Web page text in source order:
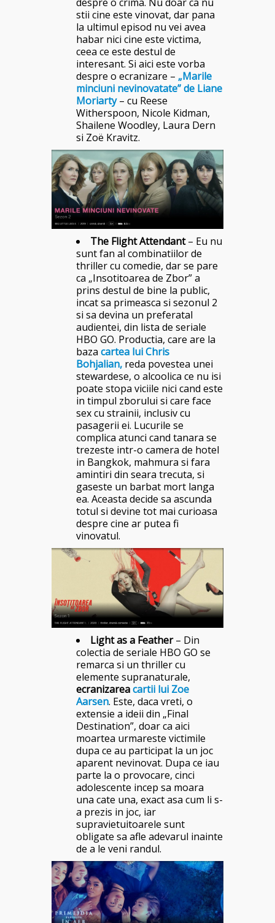
stii cine este vinovat, dar pana
la ultimul episod nu vei avea
habar nici cine este victima,
ceea ce este destul de
interesant. Si aici este vorba
despre o ecranizare – „Marile
minciuni nevinovatate” de Liane
Moriarty– cu Reese
Witherspoon, Nicole Kidman,
Shailene Woodley, Laura Dern
si Zoë Kravitz.
The Flight Attendant– Eu nu
sunt fan al combinatiilor de
thriller cu comedie, dar se pare
ca „Insotitoarea de Zbor” a
prins destul de bine la public,
incat sa primeasca si sezonul 2
si sa devina un preferatal
audientei, din lista de seriale
HBO GO. Productia, care are la
baza cartea lui Chris
Bohjalian, reda povestea unei
stewardese, o alcoolica ce nu isi
poate stopa viciile nici cand este
in timpul zborului si care face
sex cu strainii, inclusiv cu
pasagerii ei. Lucurile se
complica atunci cand tanara se
trezeste intr-o camera de hotel
in Bangkok, mahmura si fara
amintiri din seara trecuta, si
gaseste un barbat mort langa
ea. Aceasta decide sa ascunda
totul si devine tot mai curioasa
despre cine ar putea fi
vinovatul.
Light as a Feather– Din
colectia de seriale HBO GO se
remarca si un thriller cu
elemente supranaturale,
ecranizareacartii lui Zoe
Aarsen. Este, daca vreti, o
extensie a ideii din „Final
Destination”, doar ca aici
moartea urmareste victimile
dupa ce au participat la un joc
aparent nevinovat. Dupa ce iau
parte la o provocare, cinci
adolescente incep sa moara
una cate una, exact asa cum li s-
a prezis in joc, iar
supravietuitoarele sunt
obligate sa afle adevarul inainte
de a le veni randul.